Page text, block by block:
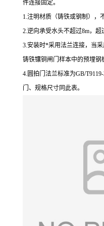
件连接固定。
1.注明材质（铸铁或钢制），
2.逆向承受水头不超过8m，超
3.安装时*采用法兰连接，当
铸铁镶铜闸门样本中的预埋钢
4.圆拍门法兰标准为GB/
门、规格尺寸同此表。